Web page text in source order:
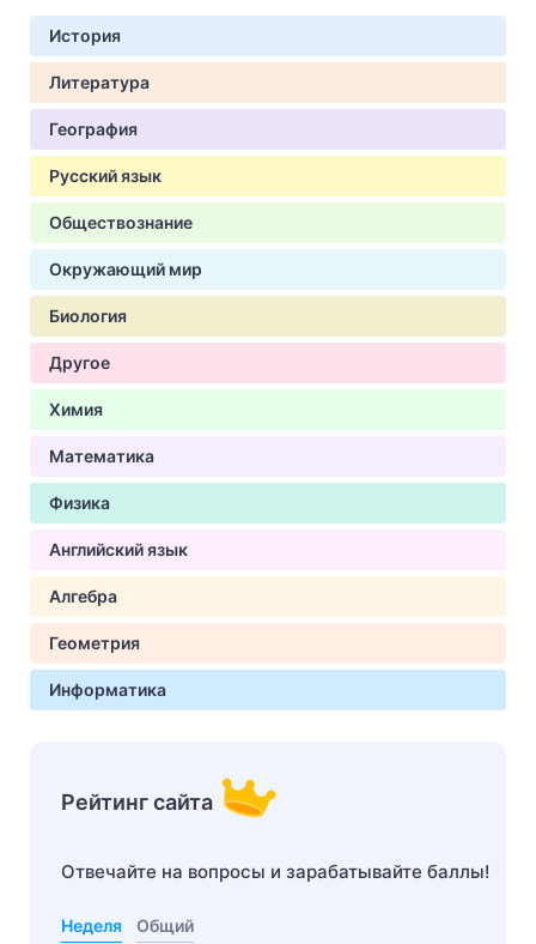
История
Литература
География
Русский язык
Обществознание
Окружающий мир
Биология
Другое
Химия
Математика
Физика
Английский язык
Алгебра
Геометрия
Информатика
Рейтинг сайта
Отвечайте на вопросы и зарабатывайте баллы!
Неделя Общий